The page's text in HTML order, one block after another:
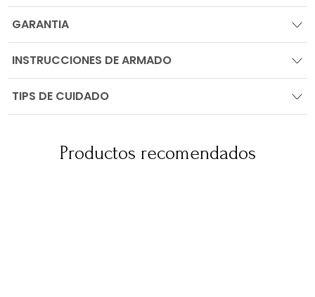
GARANTIA
INSTRUCCIONES DE ARMADO
TIPS DE CUIDADO
Productos recomendados